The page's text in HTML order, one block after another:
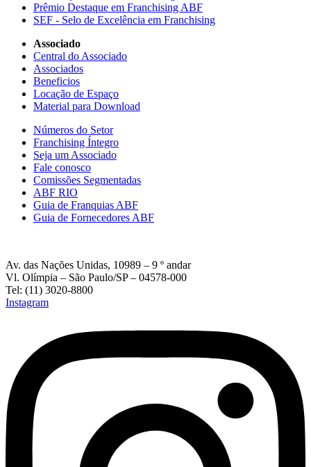
Prêmio Destaque em Franchising ABF
SEF - Selo de Excelência em Franchising
Associado
Central do Associado
Associados
Beneficios
Locação de Espaço
Material para Download
Números do Setor
Franchising Íntegro
Seja um Associado
Fale conosco
Comissões Segmentadas
ABF RIO
Guia de Franquias ABF
Guia de Fornecedores ABF
Av. das Nações Unidas, 10989 – 9 º andar
Vl. Olímpia – São Paulo/SP – 04578-000
Tel: (11) 3020-8800
Instagram